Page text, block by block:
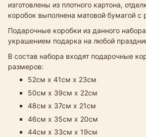
изготовлены из плотного картона,
коробок выполнена матовой бумагой с
Подарочные коробки из данного
украшением подарка на любой
В состав набора входят подарочные
размеров:
52см х 41см х 23см
50см х 39см х 22см
48см х 37см х 21см​
46см х 35см х 20см
44см х 33см х 19см